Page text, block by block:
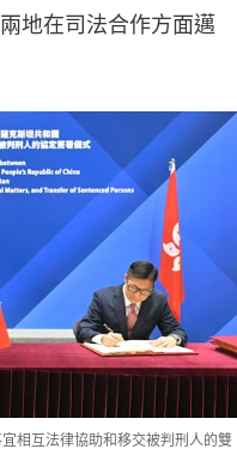
地在司法合作方面邁
相互法律協助和移交被判刑人的雙